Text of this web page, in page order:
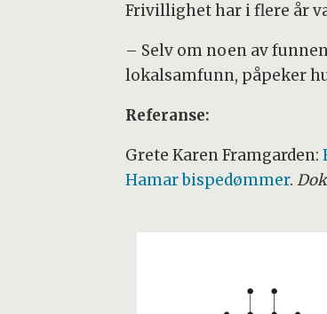
Frivillighet har i flere år
– Selv om noen av
lokalsamfunn, påpeker
Referanse:
Grete Karen Framgarden:
Hamar bispedømmer.